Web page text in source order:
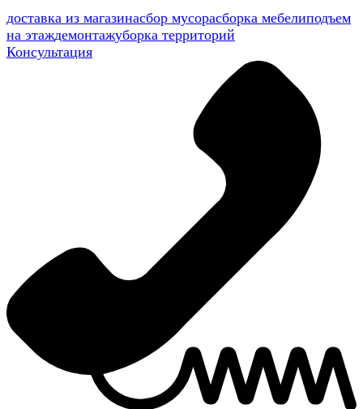
доставка из магазинасбор мусорасборка мебелиподъем
на этаждемонтажуборка территорий
Консультация